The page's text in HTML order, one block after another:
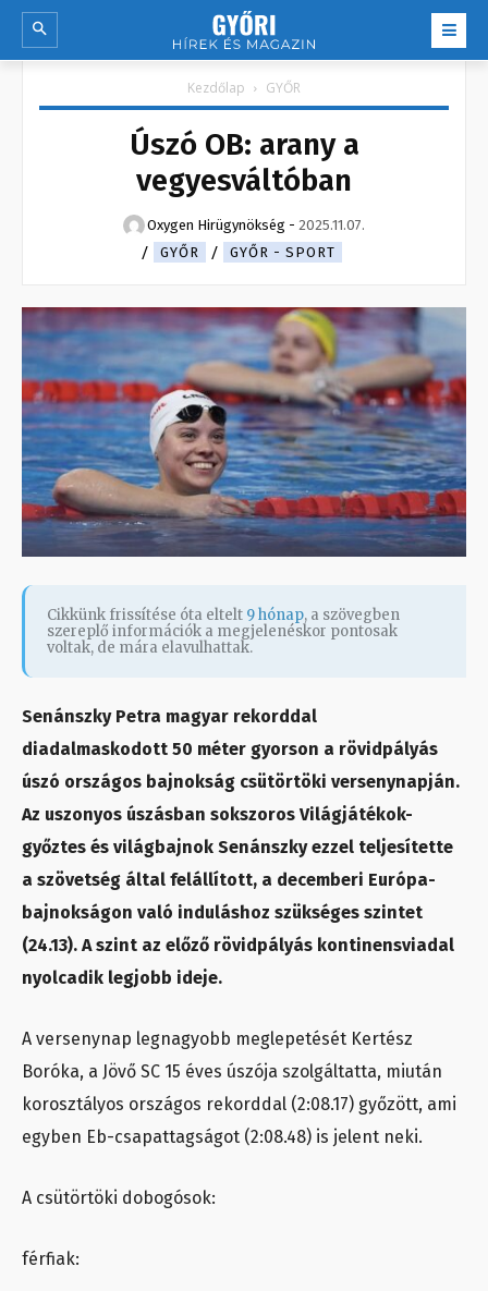
Kezdőlap GYŐR
Úszó OB: arany a
vegyesváltóban
Oxygen Hirügynökség - 2025.11.07.
GYŐR
GYŐR - SPORT
Cikkünk frissítése óta eltelt 9 hónap, a szövegben
szereplő információk a megjelenéskor pontosak
voltak, de mára elavulhattak.
Senánszky Petra magyar rekorddal
diadalmaskodott 50 méter gyorson a rövidpályás
úszó országos bajnokság csütörtöki versenynapján.
Az uszonyos úszásban sokszoros Világjátékok-
győztes és világbajnok Senánszky ezzel teljesítette
a szövetség által felállított, a decemberi Európa-
bajnokságon való induláshoz szükséges szintet
(24.13). A szint az előző rövidpályás kontinensviadal
nyolcadik legjobb ideje.
A versenynap legnagyobb meglepetését Kertész
Boróka, a Jövő SC 15 éves úszója szolgáltatta, miután
korosztályos országos rekorddal (2:08.17) győzött, ami
egyben Eb-csapattagságot (2:08.48) is jelent neki.
A csütörtöki dobogósok:
férfiak: